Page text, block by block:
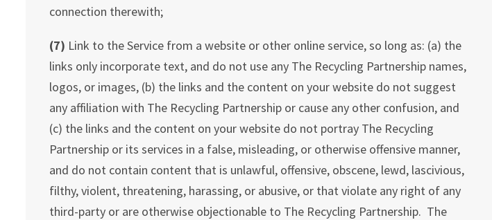
connection therewith;
(7) Link to the Service from a website or other online service, so long as: (a) the
links only incorporate text, and do not use any The Recycling Partnership names,
logos, or images, (b) the links and the content on your website do not suggest
any affiliation with The Recycling Partnership or cause any other confusion, and
(c) the links and the content on your website do not portray The Recycling
Partnership or its services in a false, misleading, or otherwise offensive manner,
and do not contain content that is unlawful, offensive, obscene, lewd, lascivious,
filthy, violent, threatening, harassing, or abusive, or that violate any right of any
third-party or are otherwise objectionable to The Recycling Partnership. The